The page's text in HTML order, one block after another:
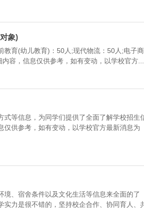
象)
教育(幼儿教育)：50人;现代物流：50人;电子商
容，信息仅供参考，如有变动，以学校官方...
等信息，为同学们提供了全面了解学校招生
供参考，如有变动，以学校官方最新消息为
、宿舍条件以及文化生活等信息来全面的了
力是很不错的，坚持校企合作、协同育人、